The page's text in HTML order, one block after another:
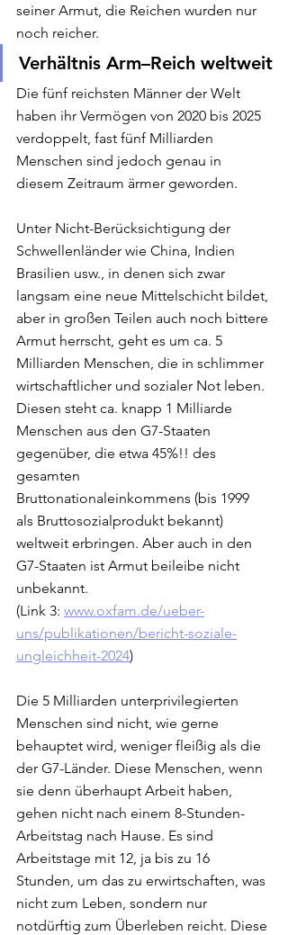
seiner Armut, die Reichen wurden nur
noch reicher.
Verhältnis Arm–Reich weltweit
Die fünf reichsten Männer der Welt
haben ihr Vermögen von 2020 bis 2025
verdoppelt, fast fünf Milliarden
Menschen sind jedoch genau in
diesem Zeitraum ärmer geworden.
Unter Nicht-Berücksichtigung der
Schwellenländer wie China, Indien
Brasilien usw., in denen sich zwar
langsam eine neue Mittelschicht bildet,
aber in großen Teilen auch noch bittere
Armut herrscht, geht es um ca. 5
Milliarden Menschen, die in schlimmer
wirtschaftlicher und sozialer Not leben.
Diesen steht ca. knapp 1 Milliarde
Menschen aus den G7-Staaten
gegenüber, die etwa 45%!! des
gesamten
Bruttonationaleinkommens (bis 1999
als Bruttosozialprodukt bekannt)
weltweit erbringen. Aber auch in den
G7-Staaten ist Armut beileibe nicht
unbekannt.
(Link 3: www.oxfam.de/ueber-
uns/publikationen/bericht-soziale-
ungleichheit-2024)
Die 5 Milliarden unterprivilegierten
Menschen sind nicht, wie gerne
behauptet wird, weniger fleißig als die
der G7-Länder. Diese Menschen, wenn
sie denn überhaupt Arbeit haben,
gehen nicht nach einem 8-Stunden-
Arbeitstag nach Hause. Es sind
Arbeitstage mit 12, ja bis zu 16
Stunden, um das zu erwirtschaften, was
nicht zum Leben, sondern nur
notdürftig zum Überleben reicht. Diese